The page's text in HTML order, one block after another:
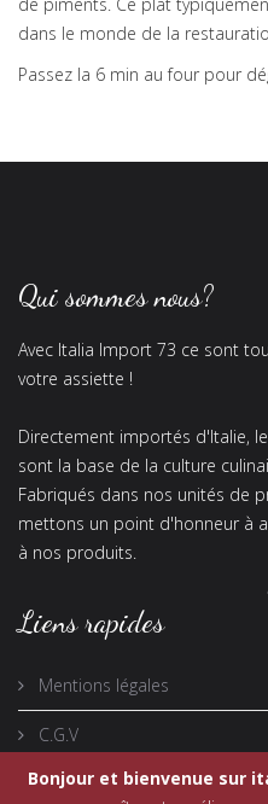
dans le monde de la
Passez la 6 min au four pour
Qui sommes nous?
Avec Italia Import 73 ce sont
votre assiette !
Directement importés d'Italie,
sont la base de la culture
Fabriqués dans nos unités de
mettons un point d'honneur à
à nos produits.
Liens rapides
Mentions légales
C.G.V
Bonjour et bienvenue sur